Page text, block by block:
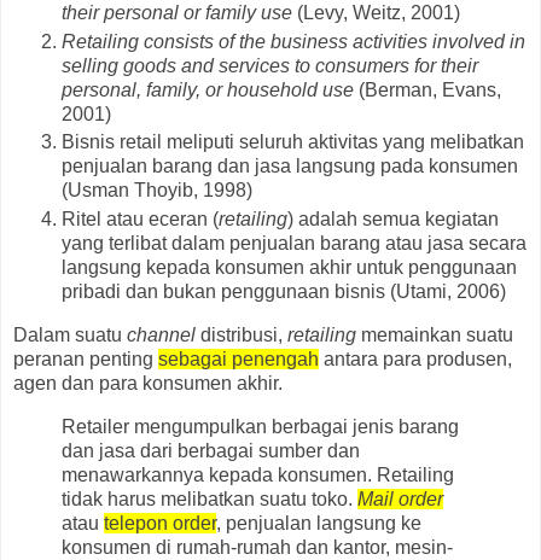
their personal or family use (Levy, Weitz, 2001)
Retailing consists of the business activities involved in
selling goods and services to consumers for their
personal, family, or household use (Berman, Evans,
2001)
Bisnis retail meliputi seluruh aktivitas yang melibatkan
penjualan barang dan jasa langsung pada konsumen
(Usman Thoyib, 1998)
Ritel atau eceran (retailing) adalah semua kegiatan
yang terlibat dalam penjualan barang atau jasa secara
langsung kepada konsumen akhir untuk penggunaan
pribadi dan bukan penggunaan bisnis (Utami, 2006)
Dalam suatu channel distribusi, retailing memainkan suatu
peranan penting sebagai penengah antara para produsen,
agen dan para konsumen akhir.
Retailer mengumpulkan berbagai jenis barang
dan jasa dari berbagai sumber dan
menawarkannya kepada konsumen. Retailing
tidak harus melibatkan suatu toko. Mail order
atau telepon order, penjualan langsung ke
konsumen di rumah-rumah dan kantor, mesin-